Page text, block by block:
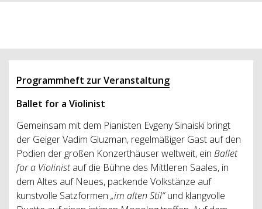
Programmheft zur Veranstaltung
Ballet for a Violinist
Gemeinsam mit dem Pianisten Evgeny Sinaiski bringt
der Geiger Vadim Gluzman, regelmäßiger Gast auf den
Podien der großen Konzerthäuser weltweit, ein Ballet
for a Violinistauf die Bühne des Mittleren Saales, in
dem Altes auf Neues, packende Volkstänze auf
kunstvolle Satzformen „im alten Stil“und klangvolle